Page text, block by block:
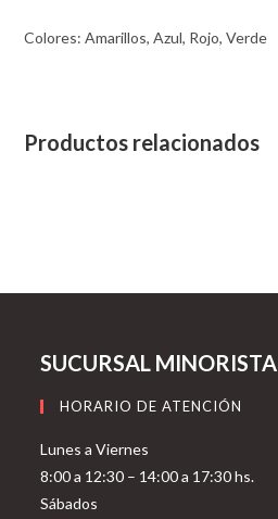
Colores: Amarillos, Azul, Rojo, Verde
Productos relacionados
SUCURSAL MINORISTA
HORARIO DE ATENCIÓN
Lunes a Viernes
8:00 a 12:30 – 14:00 a 17:30 hs.
Sábados